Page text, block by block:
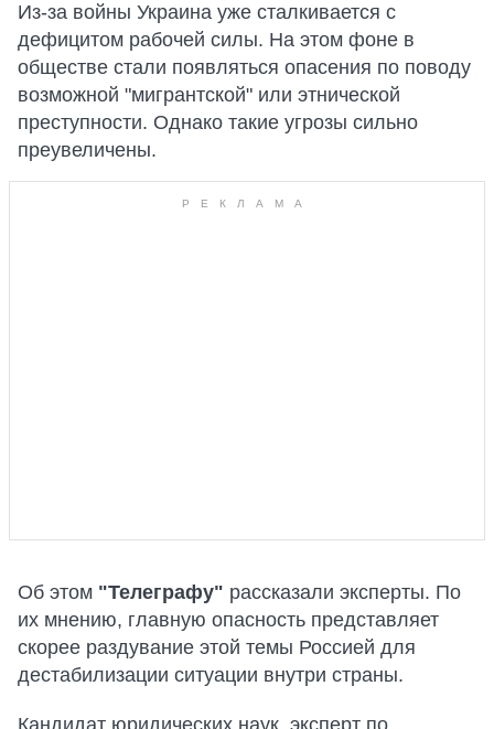
Из-за войны Украина уже сталкивается с
дефицитом рабочей силы. На этом фоне в
обществе стали появляться опасения по поводу
возможной "мигрантской" или этнической
преступности. Однако такие угрозы сильно
преувеличены.
Об этом "Телеграфу" рассказали эксперты. По
их мнению, главную опасность представляет
скорее раздувание этой темы Россией для
дестабилизации ситуации внутри страны.
Кандидат юридических наук, эксперт по